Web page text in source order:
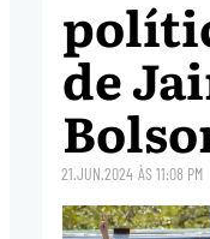
de
21.JUN.2024 ÀS11:08 PM